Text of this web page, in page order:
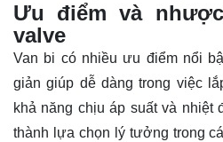
Ưu điểm và
valve
Van bi có nhiều ưu điểm nổi
giản giúp dễ dàng trong việc
khả năng chịu áp suất và nhiệt
thành lựa chọn lý tưởng trong